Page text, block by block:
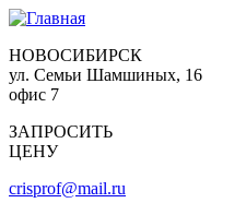
НОВОСИБИРСК
ул. Семьи Шамшиных, 16
офис 7
ЗАПРОСИТЬ
ЦЕНУ
crisprof@mail.ru